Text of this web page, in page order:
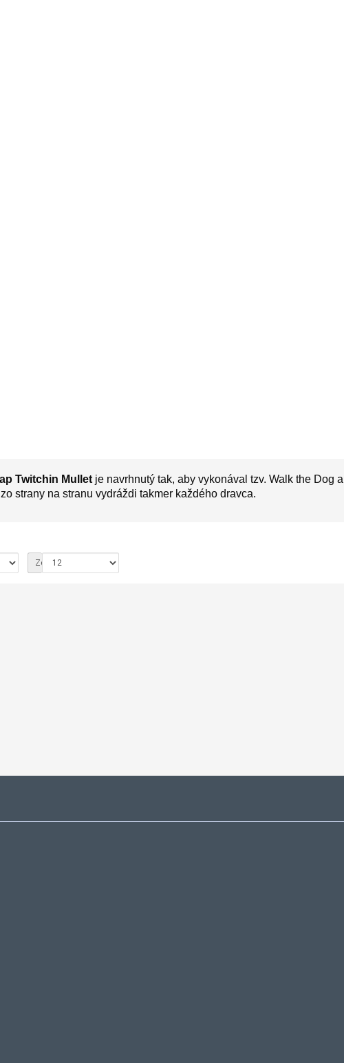
Twitchin Mullet je navrhnutý tak, aby vykonával tzv. Walk the Dog
strany na stranu vydráždi takmer každého dravca.
Zobraziť: